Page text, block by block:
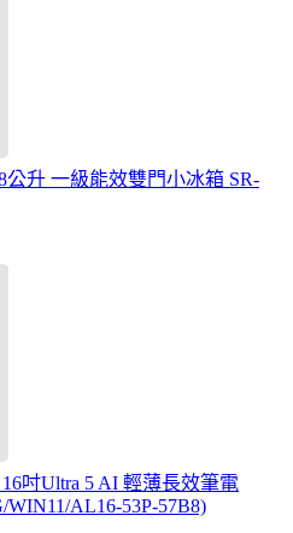
升 一級能效雙門小冰箱 SR-
吋Ultra 5 AI 輕薄長效筆電
WIN11/AL16-53P-57B8)